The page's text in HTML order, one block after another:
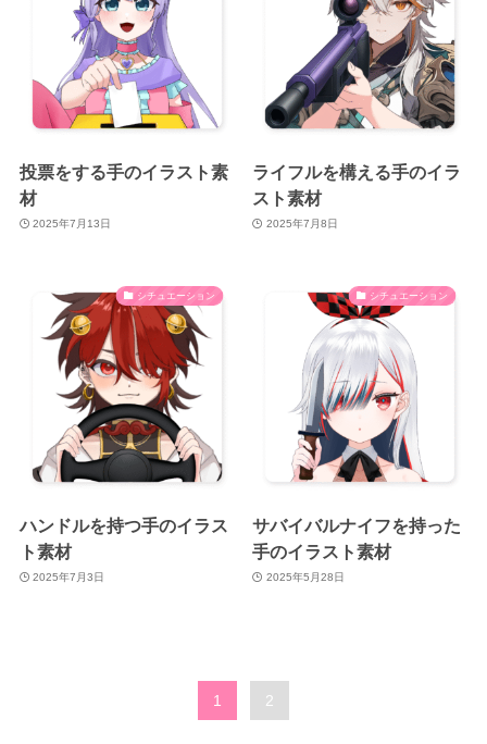
投票をする手のイラスト素
材
2025年7月13日
ライフルを構える手のイラ
スト素材
2025年7月8日
シチュエーション
ハンドルを持つ手のイラス
ト素材
2025年7月3日
シチュエーション
サバイバルナイフを持った
手のイラスト素材
2025年5月28日
1 2